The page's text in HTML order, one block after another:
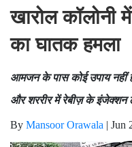
खारोल कॉलोनी
का घातक हमला
आमजन के पास कोई उपाय नहीं
और शररीर में रेबीज़ के इंजेक्शन
By Mansoor Orawala | Jun